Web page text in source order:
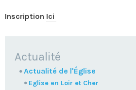
Inscription Ici
NAVIGATION
Actualité
Actualité de l'Église
Eglise en Loir et Cher